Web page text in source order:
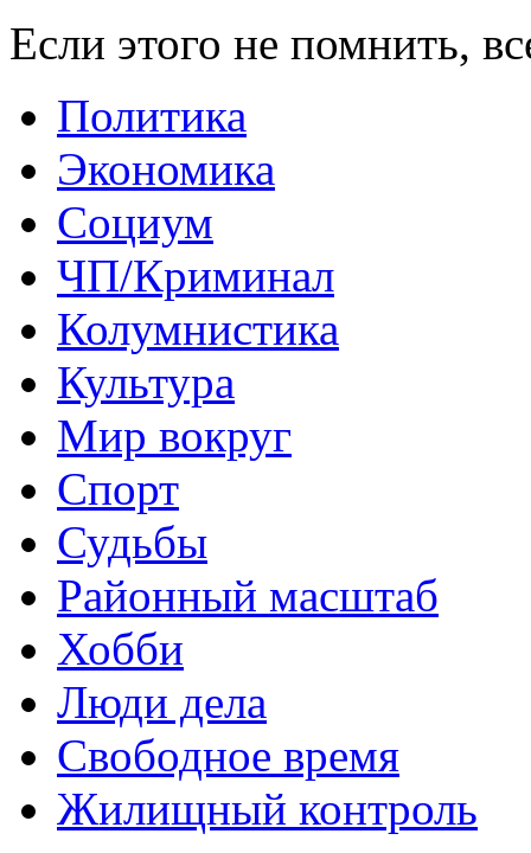
Если этого не помнить,
Политика
Экономика
Социум
ЧП/Криминал
Колумнистика
Культура
Мир вокруг
Спорт
Судьбы
Районный масштаб
Хобби
Люди дела
Свободное время
Жилищный контроль